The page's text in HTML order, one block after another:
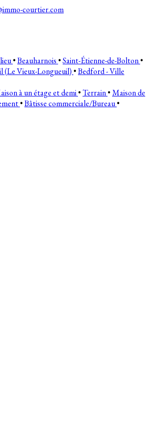
courtier.com
•Beauharnois •Saint-Étienne-de-Bolton•
(Le Vieux-Longueuil) •Bedford - Ville
à un étage et demi•Terrain•Maison de
•Bâtisse commerciale/Bureau•